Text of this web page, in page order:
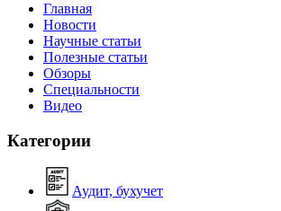
Главная
Новости
Научные статьи
Полезные статьи
Обзоры
Специальности
Видео
Категории
Аудит, бухучет